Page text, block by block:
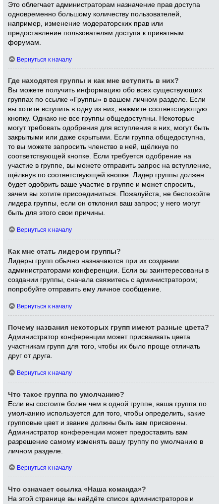
Это облегчает администраторам назначение прав доступа
одновременно большому количеству пользователей,
например, изменение модераторских прав или
предоставление пользователям доступа к приватным
форумам.
Вернуться к началу
Где находятся группы и как мне вступить в них?
Вы можете получить информацию обо всех существующих
группах по ссылке «Группы» в вашем личном разделе. Если
вы хотите вступить в одну из них, нажмите соответствующую
кнопку. Однако не все группы общедоступны. Некоторые
могут требовать одобрения для вступления в них, могут быть
закрытыми или даже скрытыми. Если группа общедоступна,
то вы можете запросить членство в ней, щёлкнув по
соответствующей кнопке. Если требуется одобрение на
участие в группе, вы можете отправить запрос на вступление,
щёлкнув по соответствующей кнопке. Лидер группы должен
будет одобрить ваше участие в группе и может спросить,
зачем вы хотите присоединиться. Пожалуйста, не беспокойте
лидера группы, если он отклонил ваш запрос; у него могут
быть для этого свои причины.
Вернуться к началу
Как мне стать лидером группы?
Лидеры групп обычно назначаются при их создании
администраторами конференции. Если вы заинтересованы в
создании группы, сначала свяжитесь с администратором;
попробуйте отправить ему личное сообщение.
Вернуться к началу
Почему названия некоторых групп имеют разные цвета?
Администратор конференции может присваивать цвета
участникам групп для того, чтобы их было проще отличать
друг от друга.
Вернуться к началу
Что такое группа по умолчанию?
Если вы состоите более чем в одной группе, ваша группа по
умолчанию используется для того, чтобы определить, какие
групповые цвет и звание должны быть вам присвоены.
Администратор конференции может предоставить вам
разрешение самому изменять вашу группу по умолчанию в
личном разделе.
Вернуться к началу
Что означает ссылка «Наша команда»?
На этой странице вы найдёте список администраторов и